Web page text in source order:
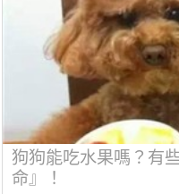
狗狗能吃水果嗎？有
命』！